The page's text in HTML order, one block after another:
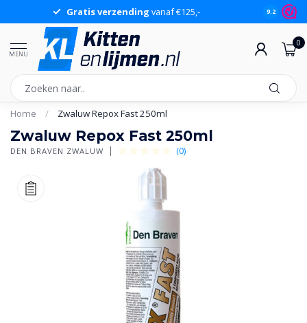
Gratis verzending vanaf €125,- 9.2
MENU
0
Home / Zwaluw Repox Fast 250ml
Zwaluw Repox Fast 250ml
DEN BRAVEN ZWALUW (0)